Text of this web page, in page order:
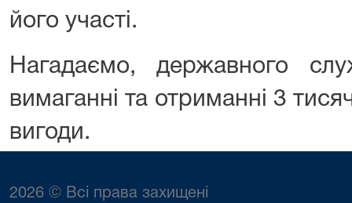
його участі.
Нагадаємо, державного
вимаганні та отриманні 3
вигоди.
2026 © Всі права захищені